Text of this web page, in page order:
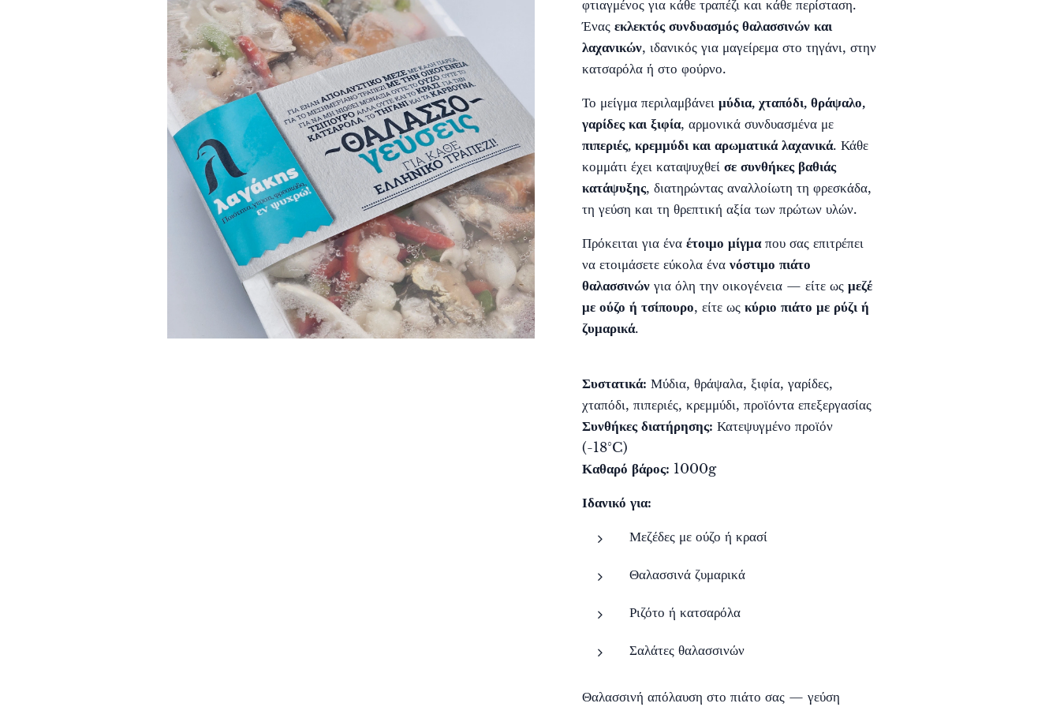
φτιαγμένος για κάθε τραπέζι και κάθε περίσταση.
Ένας εκλεκτός συνδυασμός θαλασσινών και
λαχανικών, ιδανικός για μαγείρεμα στο τηγάνι, στην
κατσαρόλα ή στο φούρνο.
Το μείγμα περιλαμβάνει μύδια, χταπόδι, θράψαλο,
γαρίδες και ξιφία, αρμονικά συνδυασμένα με
πιπεριές, κρεμμύδι και αρωματικά λαχανικά. Κάθε
κομμάτι έχει καταψυχθεί σε συνθήκες βαθιάς
κατάψυξης, διατηρώντας αναλλοίωτη τη φρεσκάδα,
τη γεύση και τη θρεπτική αξία των πρώτων υλών.
Πρόκειται για ένα έτοιμο μίγμαπου σας επιτρέπει
να ετοιμάσετε εύκολα ένα νόστιμο πιάτο
θαλασσινών για όλη την οικογένεια — είτε ως μεζέ
με ούζο ή τσίπουρο, είτε ως κύριο πιάτο με ρύζι ή
ζυμαρικά.
Συστατικά: Μύδια, θράψαλα, ξιφία, γαρίδες,
χταπόδι, πιπεριές, κρεμμύδι, προϊόντα επεξεργασίας
Συνθήκες διατήρησης: Κατεψυγμένο προϊόν
(-18°C)
Καθαρό βάρος: 1000g
Ιδανικό για:
Μεζέδες με ούζο ή κρασί
Θαλασσινά ζυμαρικά
Ριζότο ή κατσαρόλα
Σαλάτες θαλασσινών
Θαλασσινή απόλαυση στο πιάτο σας — γεύση